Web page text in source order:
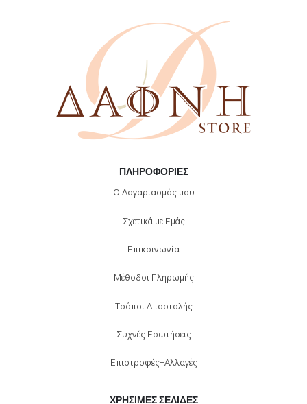
ΠΛΗΡΟΦΟΡΊΕΣ
Ο Λογαριασμός μου
Σχετικά με Εμάς
Επικοινωνία
Μέθοδοι Πληρωμής
Τρόποι Αποστολής
Συχνές Ερωτήσεις
Επιστροφές-Αλλαγές
ΧΡΉΣΙΜΕΣ ΣΕΛΊΔΕΣ